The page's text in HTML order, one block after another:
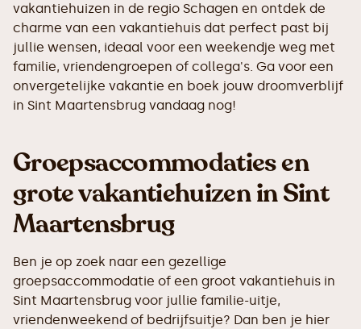
vakantiehuizen in de regio Schagen en ontdek de
charme van een vakantiehuis dat perfect past bij
jullie wensen, ideaal voor een weekendje weg met
familie, vriendengroepen of collega's. Ga voor een
onvergetelijke vakantie en boek jouw droomverblijf
in Sint Maartensbrug vandaag nog!
Groepsaccommodaties en
grote vakantiehuizen in Sint
Maartensbrug
Ben je op zoek naar een gezellige
groepsaccommodatie of een groot vakantiehuis in
Sint Maartensbrug voor jullie familie-uitje,
vriendenweekend of bedrijfsuitje? Dan ben je hier